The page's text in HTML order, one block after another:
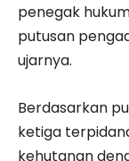
penegak
putusan
ujarnya.
Berdasarkan
ketiga
kehutanan